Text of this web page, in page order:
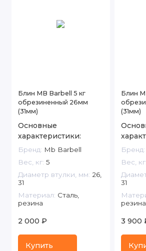
Блин MB Barbell 5 кг
обрезиненный 26мм
(31мм)
Основные
характеристики:
Бренд: Mb Barbell
Вес, кг: 5
Диаметр втулки, мм: 26,
31
Материал: Сталь,
резина
2 000 ₽
Купить
Блин
(31мм)
Бренд:
Вес, кг:
31
резина
3 900